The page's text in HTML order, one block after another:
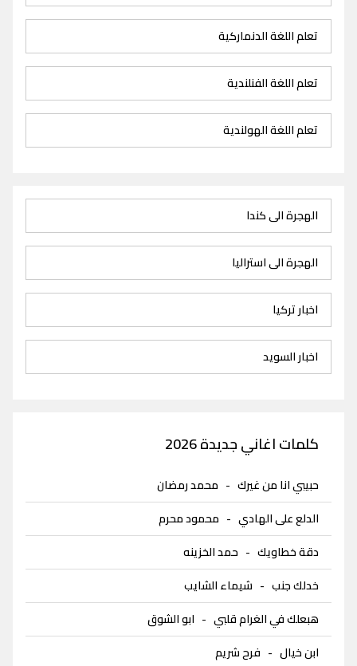
تعلم اللغة الدنماركية
تعلم اللغة الفنلندية
تعلم اللغة الهولندية
الهجرة الى كندا
الهجرة الى استراليا
اخبار تركيا
اخبار السويد
كلمات اغاني جديدة 2026
حبيبي انا من غيرك - محمد رمضان
الدلع على الهادي - محمود محرم
دقة خطاويك - حمد الخزينه
خدلك جنب - شيماء الشايب
هبعلك في الغرام قلبي - ابو الشوق
ابن خيال - فرح شريم